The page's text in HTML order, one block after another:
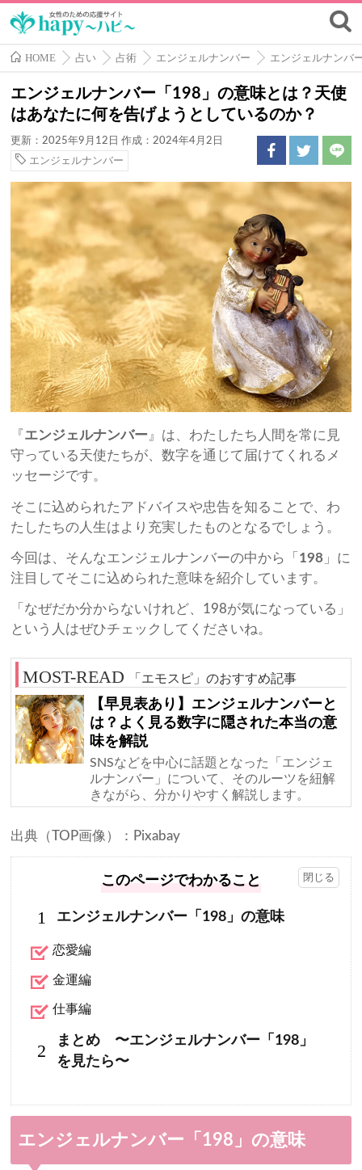
HOME 占い 占術 エンジェルナンバー エンジェルナンバ
エンジェルナンバー「198」の意味とは？天使
はあなたに何を告げようとしているのか？
更新：2025年9月12日 作成：2024年4月2日
エンジェルナンバー
『 エンジェルナンバー 』は、わたしたち人間を常に見
守っている天使たちが、数字を通じて届けてくれるメ
ッセージです。
そこに込められたアドバイスや忠告を知ることで、わ
たしたちの人生はより充実したものとなるでしょう。
今回は、そんなエンジェルナンバーの中から「 198 」に
注目してそこに込められた意味を紹介しています。
「なぜだか分からないけれど、198が気になっている」
という人はぜひチェックしてくださいね。
「エモスピ」のおすすめ記事
【早見表あり】エンジェルナンバーと
は？よく見る数字に隠された本当の意
味を解説
SNSなどを中心に話題となった「エンジェ
ルナンバー」について、そのルーツを紐解
きながら、分かりやすく解説します。
出典（TOP画像）：Pixabay
このページでわかること
1 エンジェルナンバー「198」の意味
恋愛編
金運編
仕事編
2
まとめ 〜エンジェルナンバー「198」
を見たら〜
エンジェルナンバー「198」の意味